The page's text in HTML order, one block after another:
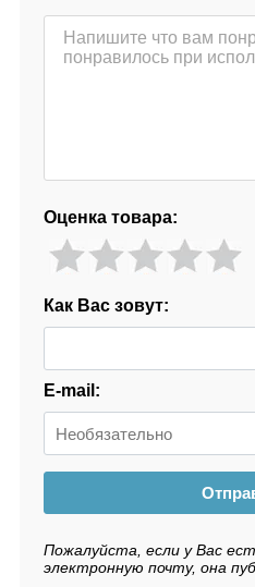
Оценка товара:
Как Вас зовут:
E-mail:
Пожалуйста, если у Вас
электронную почту, она